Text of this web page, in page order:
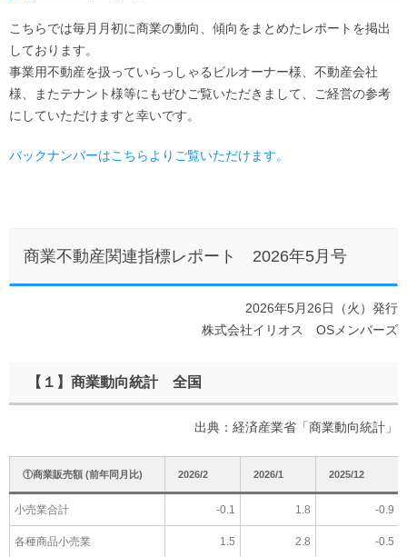
こちらでは毎月月初に商業の動向、傾向をまとめたレポートを掲出
しております。
事業用不動産を扱っていらっしゃるビルオーナー様、不動産会社
様、またテナント様等にもぜひご覧いただきまして、ご経営の参考
にしていただけますと幸いです。
バックナンバーはこちらよりご覧いただけます。
商業不動産関連指標レポート 2026年5月号
2026年5月26日（火）発行
株式会社イリオス OSメンバーズ
【１】商業動向統計 全国
出典：経済産業省「商業動向統計」
①商業販売額 (前年同月比) 2026/2 2026/1 2025/12
小売業合計 -0.1 1.8 -0.9
各種商品小売業 1.5 2.8 -0.5